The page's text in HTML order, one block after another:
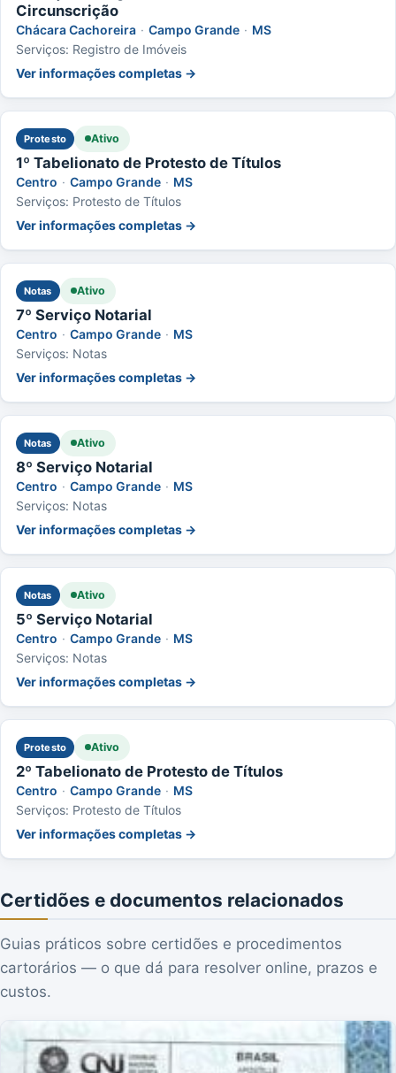
Circunscrição
Chácara Cachoreira · Campo Grande · MS
Serviços: Registro de Imóveis
Ver informações completas →
Protesto Ativo
1º Tabelionato de Protesto de Títulos
Centro · Campo Grande · MS
Serviços: Protesto de Títulos
Ver informações completas →
Notas Ativo
7º Serviço Notarial
Centro · Campo Grande · MS
Serviços: Notas
Ver informações completas →
Notas Ativo
8º Serviço Notarial
Centro · Campo Grande · MS
Serviços: Notas
Ver informações completas →
Notas Ativo
5º Serviço Notarial
Centro · Campo Grande · MS
Serviços: Notas
Ver informações completas →
Protesto Ativo
2º Tabelionato de Protesto de Títulos
Centro · Campo Grande · MS
Serviços: Protesto de Títulos
Ver informações completas →
Certidões e documentos relacionados
Guias práticos sobre certidões e procedimentos
cartorários — o que dá para resolver online, prazos e
custos.